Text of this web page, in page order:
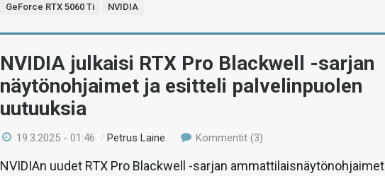
GeForce RTX 5060 Ti
NVIDIA
NVIDIA julkaisi RTX Pro Blackwell -sarjan
näytönohjaimet ja esitteli palvelinpuolen
uutuuksia
19.3.2025 - 01:46 /Petrus Laine Kommentit (3)
NVIDIAn uudet RTX Pro Blackwell -sarjan ammattilaisnäytönohjaimet